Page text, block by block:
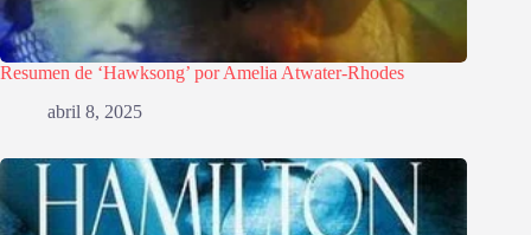
Resumen de ‘Hawksong’ por Amelia Atwater-Rhodes
abril 8, 2025